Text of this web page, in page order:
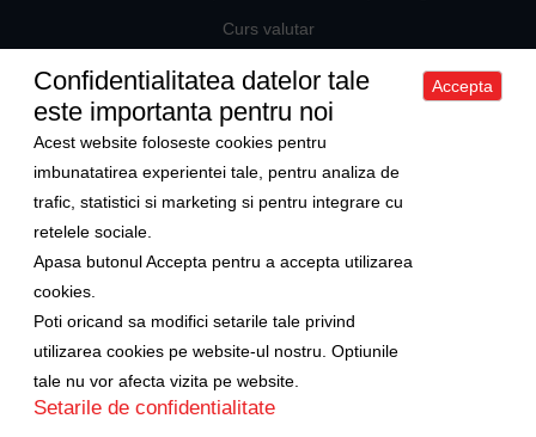
Curs valutar
1 USD = 4.5480 RON
Ne gasiti si pe
Copyright © 2009-2026 Axa Imobiliare
Confidentialitatea datelor tale
este importanta pentru noi
Acest website foloseste cookies pentru
imbunatatirea experientei tale, pentru analiza de
trafic, statistici si marketing si pentru integrare cu
retelele sociale.
Apasa butonul Accepta pentru a accepta utilizarea
cookies.
Poti oricand sa modifici setarile tale privind
utilizarea cookies pe website-ul nostru. Optiunile
tale nu vor afecta vizita pe website.
Setarile de confidentialitate
Accepta